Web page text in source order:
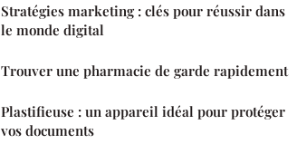
Stratégies marketing : clés pour réussir dans
le monde digital
Trouver une pharmacie de garde rapidement
Plastifieuse : un appareil idéal pour protéger
vos documents